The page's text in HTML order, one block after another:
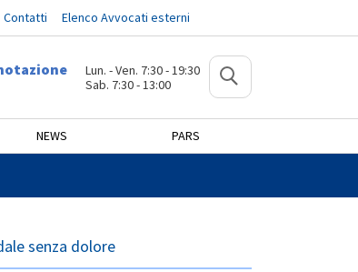
Contatti Elenco Avvocati esterni
Lun. - Ven. 7:30 - 19:30
Sab. 7:30 - 13:00
NEWS PARS
senza dolore